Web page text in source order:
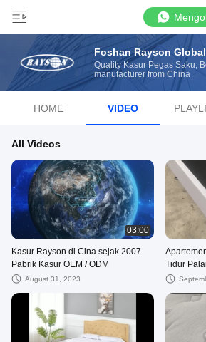
Foshan Rayson
Quality Kasur Pegas Saku,
manufacturer from China
HOME VIDEO
All Videos
03:00
Kasur Rayson di Cina sejak 2007
Pabrik Kasur OEM / ODM
August 31, 2023
Tidur
Pinus